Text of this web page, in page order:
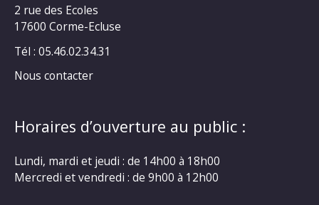
2 rue des Ecoles
17600 Corme-Ecluse
Tél : 05.46.02.34.31
Nous contacter
Horaires d’ouverture au public :
Lundi, mardi et jeudi : de 14h00 à 18h00
Mercredi et vendredi : de 9h00 à 12h00